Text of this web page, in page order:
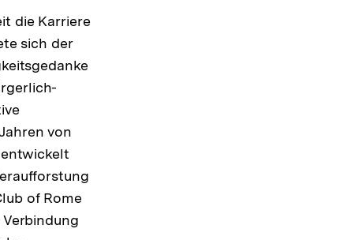
die Karriere
sich der
von
of Rome